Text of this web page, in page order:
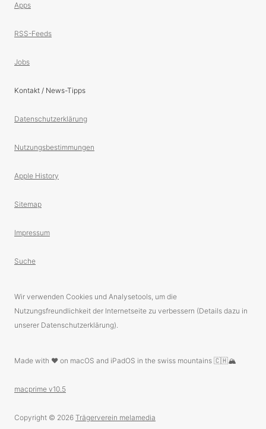
Apps
RSS-Feeds
Jobs
Kontakt / News-Tipps
Datenschutzerklärung
Nutzungsbestimmungen
Apple History
Sitemap
Impressum
Suche
Wir verwenden Cookies und Analysetools, um die
Nutzungsfreundlichkeit der Internetseite zu verbessern (Details dazu in
unserer Datenschutzerklärung).
Made with ❤️ on macOS and iPadOS in the swiss mountains 🇨🇭🏔
macprime v10.5
Copyright © 2026 Trägerverein melamedia